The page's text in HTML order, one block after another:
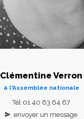
Clémentine Verron
à l'Assemblée nationale
Tél 01 40 63 64 67
envoyer un message